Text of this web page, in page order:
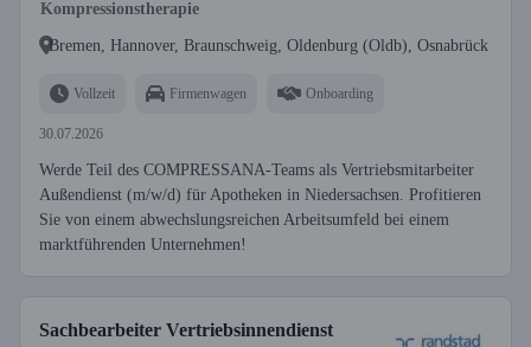
Kompressionstherapie
Bremen, Hannover, Braunschweig, Oldenburg (Oldb), Osnabrück
Vollzeit Firmenwagen Onboarding
30.07.2026
Werde Teil des COMPRESSANA-Teams als Vertriebsmitarbeiter
Außendienst (m/w/d) für Apotheken in Niedersachsen. Profitieren
Sie von einem abwechslungsreichen Arbeitsumfeld bei einem
marktführenden Unternehmen!
Sachbearbeiter Vertriebsinnendienst